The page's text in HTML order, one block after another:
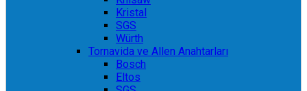
Kristal
SGS
Würth
Tornavida ve Allen Anahtarları
Bosch
Eltos